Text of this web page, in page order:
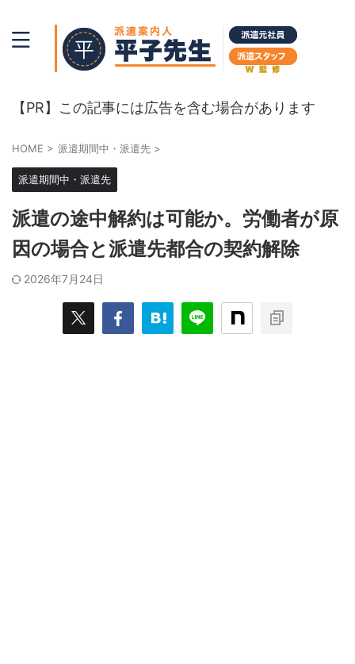
【PR】この記事には広告を含む場合があります
HOME > 派遣期間中・派遣先 >
派遣期間中・派遣先
派遣の途中解約は可能か。労働者が原
因の場合と派遣先都合の契約解除
2026年7月24日